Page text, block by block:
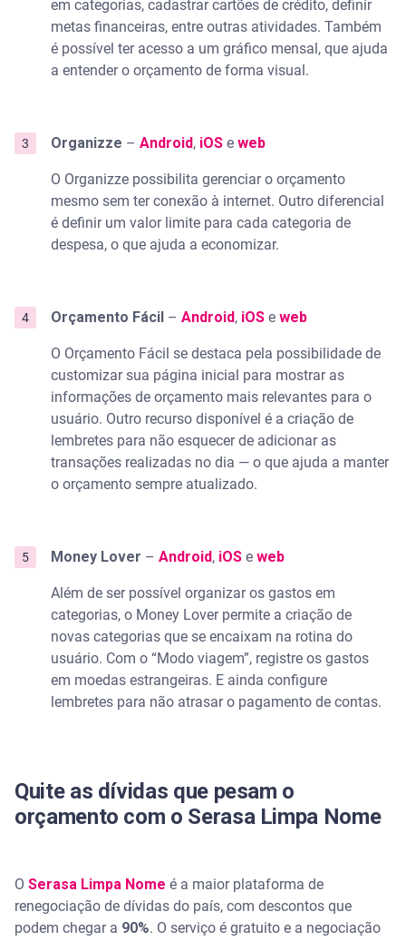
em categorias, cadastrar cartões de crédito, definir
metas financeiras, entre outras atividades. Também
é possível ter acesso a um gráfico mensal, que ajuda
a entender o orçamento de forma visual.
Organizze – Android, iOS e web
O Organizze possibilita gerenciar o orçamento
mesmo sem ter conexão à internet. Outro diferencial
é definir um valor limite para cada categoria de
despesa, o que ajuda a economizar.
Orçamento Fácil – Android, iOS e web
O Orçamento Fácil se destaca pela possibilidade de
customizar sua página inicial para mostrar as
informações de orçamento mais relevantes para o
usuário. Outro recurso disponível é a criação de
lembretes para não esquecer de adicionar as
transações realizadas no dia — o que ajuda a manter
o orçamento sempre atualizado.
Money Lover – Android, iOS e web
Além de ser possível organizar os gastos em
categorias, o Money Lover permite a criação de
novas categorias que se encaixam na rotina do
usuário. Com o “Modo viagem”, registre os gastos
em moedas estrangeiras. E ainda configure
lembretes para não atrasar o pagamento de contas.
Quite as dívidas que pesam o
orçamento com o Serasa Limpa Nome
O Serasa Limpa Nome é a maior plataforma de
renegociação de dívidas do país, com descontos que
podem chegar a 90%. O serviço é gratuito e a negociação